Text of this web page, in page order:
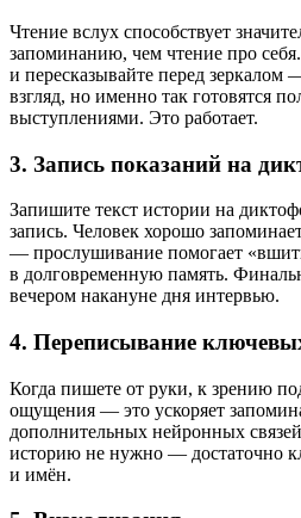
Чтение вслух способствует
запоминанию, чем чтение про
и пересказывайте перед зеркалом
взгляд, но именно так готовятся
выступлениями. Это работает.
3. Запись показаний на
Запишите текст истории на
запись. Человек хорошо
— прослушивание помогает
в долговременную память.
вечером накануне дня интервью.
4. Переписывание
Когда пишете от руки, к зрению
ощущения — это ускоряет
дополнительных нейронных
историю не нужно — достаточно
и имён.